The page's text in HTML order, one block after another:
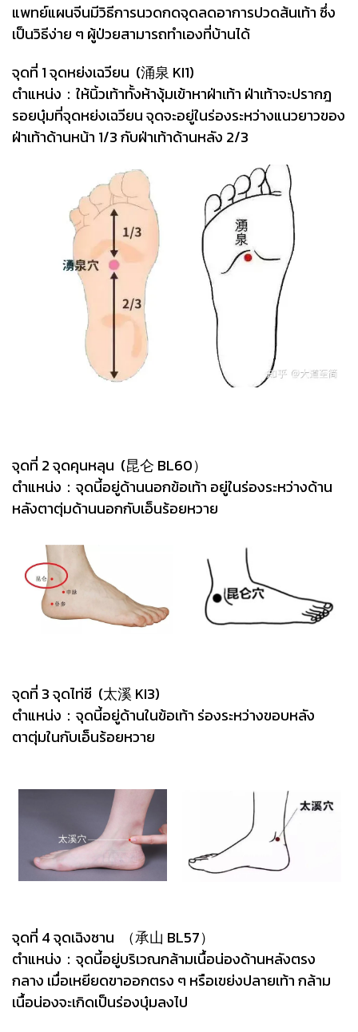
แพทย์แผนจีนมีวิธีการนวดกดจุดลดอาการปวดส้นเท้า ซึ่ง
เป็นวิธีง่าย ๆ ผู้ป่วยสามารถทำเองที่บ้านได้
จุดที่ 1 จุดหย่งเฉวียน (涌泉 KI1)
ตำแหน่ง：ให้นิ้วเท้าทั้งห้างุ้มเข้าหาฝ่าเท้า ฝ่าเท้าจะปรากฎ
รอยบุ๋มที่จุดหย่งเฉวียน จุดจะอยู่ในร่องระหว่างแนวยาวของ
ฝ่าเท้าด้านหน้า 1/3 กับฝ่าเท้าด้านหลัง 2/3
จุดที่ 2 จุดคุนหลุน (昆仑 BL60）
ตำแหน่ง：จุดนี้อยู่ด้านนอกข้อเท้า อยู่ในร่องระหว่างด้าน
หลังตาตุ่มด้านนอกกับเอ็นร้อยหวาย
จุดที่ 3 จุดไท่ซี (太溪 KI3)
ตำแหน่ง：จุดนี้อยู่ด้านในข้อเท้า ร่องระหว่างขอบหลัง
ตาตุ่มในกับเอ็นร้อยหวาย
จุดที่ 4 จุดเฉิงซาน （承山 BL57）
ตำแหน่ง：จุดนี้อยู่บริเวณกล้ามเนื้อน่องด้านหลังตรง
กลาง เมื่อเหยียดขาออกตรง ๆ หรือเขย่งปลายเท้า กล้าม
เนื้อน่องจะเกิดเป็นร่องบุ๋มลงไป